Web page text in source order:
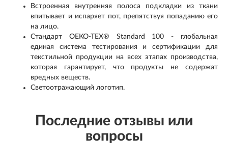
Встроенная внутренняя полоса подкладки из ткани
впитывает и испаряет пот, препятствуя попаданию его
на лицо.
Стандарт OEKO-TEX® Standard 100 - глобальная
единая система тестирования и сертификации для
текстильной продукции на всех этапах производства,
которая гарантирует, что продукты не содержат
вредных веществ.
Светоотражающий логотип.
Последние отзывы или
вопросы